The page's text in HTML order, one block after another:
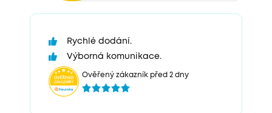
Rychlé dodání.
Výborná komunikace.
Ověřený zákazník před 2 dny